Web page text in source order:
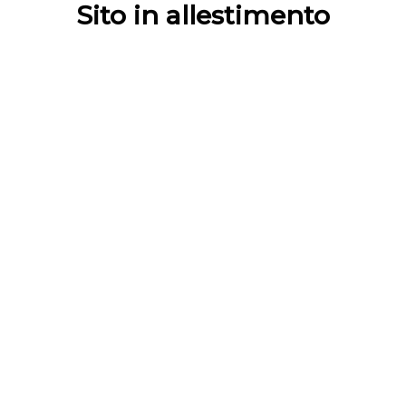
Sito in allestimento